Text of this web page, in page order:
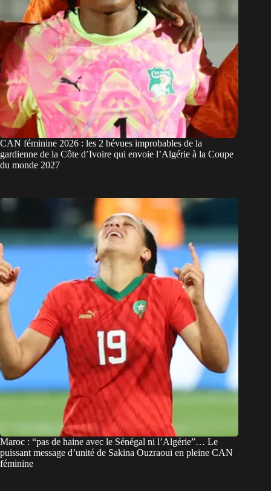
CAN féminine 2026 : les 2 bévues improbables de la
gardienne de la Côte d’Ivoire qui envoie l’Algérie à la Coupe
du monde 2027
Maroc : “pas de haine avec le Sénégal ni l’Algérie”… Le
puissant message d’unité de Sakina Ouzraoui en pleine CAN
féminine